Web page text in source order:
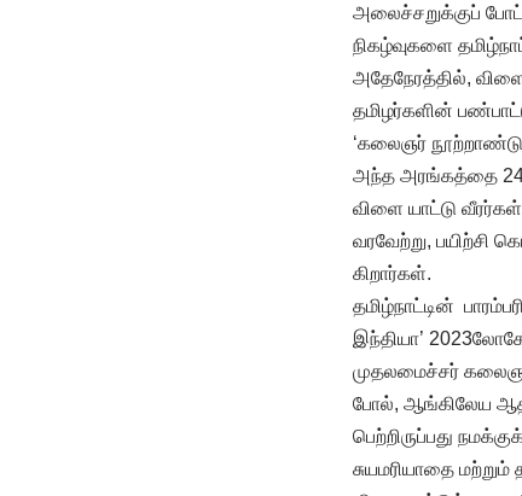
அலைச்சறுக்குப்
நிகழ்வுகளை
அதேநேரத்தில்,
தமிழர்களின்
‘கலைஞர் நூற்றாண்டு
அந்த அரங்கத்தை
விளை யாட்டு
வரவேற்று, பயிற்சி
கிறார்கள்.
தமிழ்நாட்டின்
இந்தியா’
முதலமைச்சர்
போல், ஆங்கிலேய
பெற்றிருப்பது
சுயமரியாதை